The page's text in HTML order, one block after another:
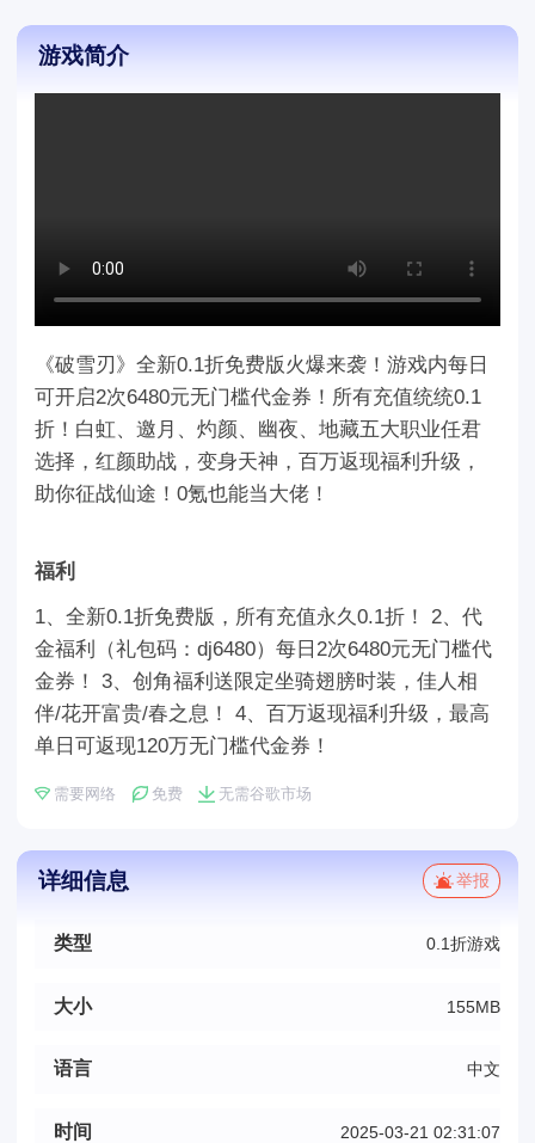
游戏简介
《破雪刃》全新0.1折免费版火爆来袭！游戏内每日
可开启2次6480元无门槛代金券！所有充值统统0.1
折！白虹、邀月、灼颜、幽夜、地藏五大职业任君
选择，红颜助战，变身天神，百万返现福利升级，
助你征战仙途！0氪也能当大佬！
福利
1、全新0.1折免费版，所有充值永久0.1折！ 2、代
金福利（礼包码：dj6480）每日2次6480元无门槛代
金券！ 3、创角福利送限定坐骑翅膀时装，佳人相
伴/花开富贵/春之息！ 4、百万返现福利升级，最高
单日可返现120万无门槛代金券！
需要网络 免费 无需谷歌市场
详细信息 举报
类型 0.1折游戏
大小 155MB
语言 中文
时间 2025-03-21 02:31:07